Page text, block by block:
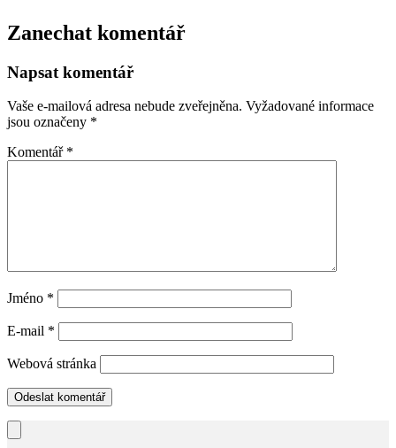
Zanechat komentář
Napsat komentář
Vaše e-mailová adresa nebude zveřejněna. Vyžadované informace
jsou označeny *
Komentář *
Jméno *
E-mail *
Webová stránka